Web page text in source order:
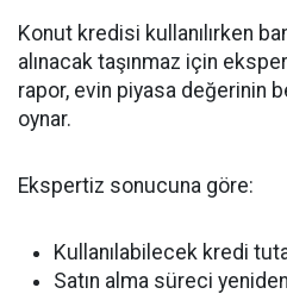
Konut kredisi kullanılırken
alınacak taşınmaz için
rapor, evin piyasa değerinin
oynar.
Ekspertiz sonucuna göre:
Kullanılabilecek kredi
Satın alma süreci